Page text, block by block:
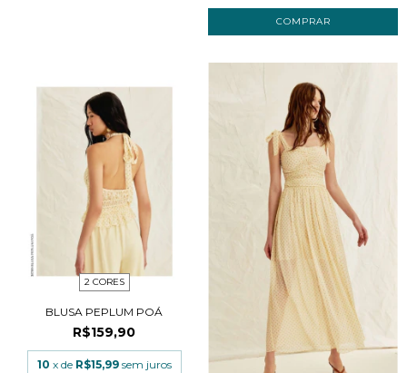
COMPRAR
2 CORES
BLUSA PEPLUM POÁ
R$159,90
10 x de R$15,99 sem juros